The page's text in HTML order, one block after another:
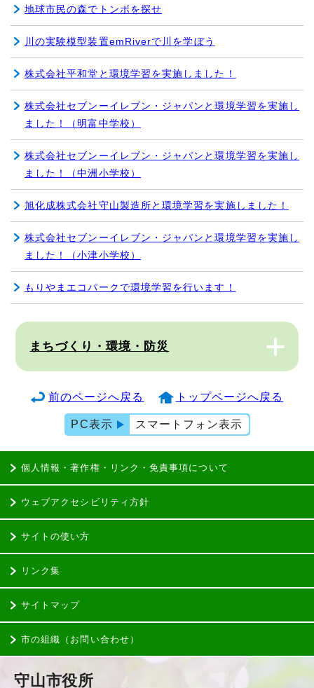
地球市民の森でトンボを探せ
川の実験模型装置emRiverで川を学ぼう
株式会社平和堂と環境学習を実施しました！
株式会社セブンーイレブン・ジャパンと環境学習を実施し
ました！（明富中学校）
株式会社セブンーイレブン・ジャパンと環境学習を実施し
ました！（中洲小学校）
旭化成株式会社守山製造所と環境学習を実施しました！
株式会社セブンーイレブン・ジャパンと環境学習を実施し
ました！（小津小学校）
もりやまエコパークで環境学習を行います！
まちづくり・環境・防災
前のページへ戻る トップページへ戻る
PC表示 スマートフォン表示
個人情報・著作権・リンク・免責事項について
ウェブアクセシビリティ方針
サイトの使い方
リンク集
サイトマップ
市の組織（お問い合わせ）
守山市役所